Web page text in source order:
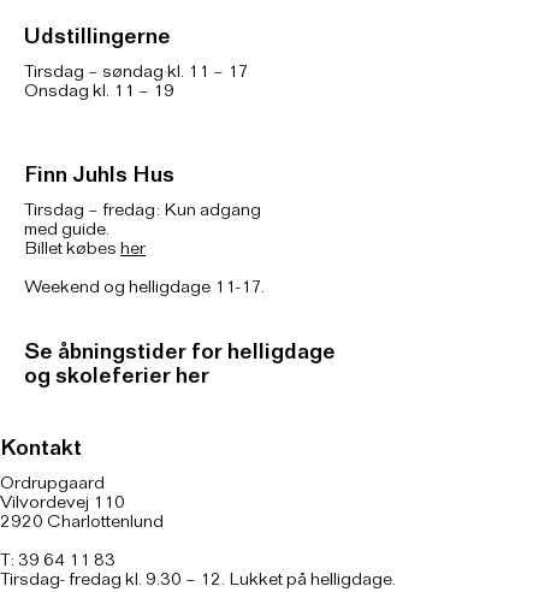
Udstillingerne
Tirsdag – søndag kl. 11 – 17
Onsdag kl. 11 – 19
Finn Juhls Hus
Tirsdag – fredag: Kun adgang
med guide.
Billet købes her
Weekend og helligdage 11-17.
Se åbningstider for helligdage
og skoleferier her
Kontakt
Ordrupgaard
Vilvordevej 110
2920 Charlottenlund
T: 39 64 11 83
Tirsdag- fredag kl. 9.30 – 12. Lukket på helligdage.